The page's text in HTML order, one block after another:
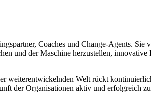
Coaches und Change-Agents. Sie
und der Maschine herzustellen,
weiterentwickelnden Welt rückt
der Organisationen aktiv und erfolgreich